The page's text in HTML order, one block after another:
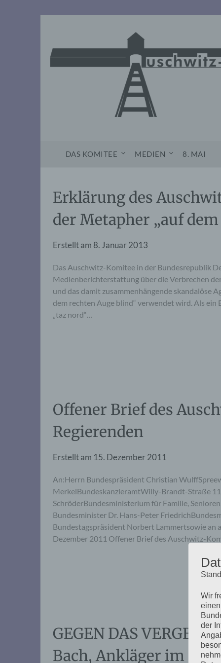
DAS KOMITEE MEDIEN 8. MAI
Erklärung des
der Metapher „auf
Erstellt am 8. Januar 2013
Das Auschwitz-Komitee in der Bundesrepublik
Medienberichterstattung über die Verbrechen
und das damit zusammenhängende skandalöse
dem rechten Auge blind“ verwendet wird. Als
„taz nord“…
Offener Brief des
Regierenden
Erstellt am 15. Dezember 2011
An:Herrn Bundespräsident Christian
MerkelBundeskanzleramtWilly-Brandt-Straße
SchröderBundesministerium für Familie,
Bundesminister Dr. Hans-Peter
Bundestagspräsident Norbert Lammertsowie an
Dezember 2011 Offener Brief des Auschwitz-
GEGEN DAS
Bach, Ankläger im
Wir
der